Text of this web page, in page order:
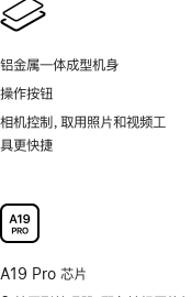
铝金属一体成型机身
操作按钮
相机控制，取用照片和视频工
具更快捷
A19 Pro 芯片